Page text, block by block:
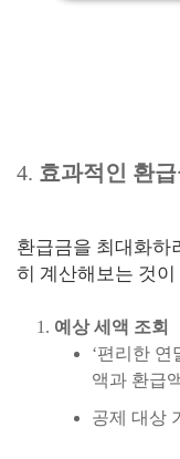
4. 효과적인 환
환급금을 최대화하
히 계산해보는 것
예상 세액 조회
‘편리한 연
액과 환급
공제 대상